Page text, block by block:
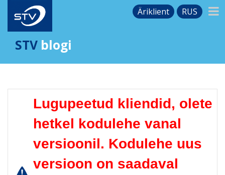
Äriklient RUS
STV blogi
Lugupeetud kliendid, olete
hetkel kodulehe vanal
versioonil. Kodulehe uus
versioon on saadaval